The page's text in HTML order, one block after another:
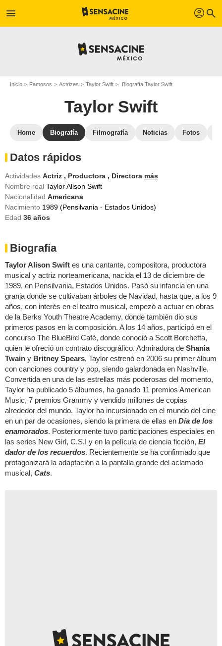
menu profil search
Inicio Famosos Actrizes Taylor Swift Biografía Taylor Swift
Taylor Swift
Home Biografía Filmografía Noticias Fotos
Datos rápidos
Actividades Actriz , Productora , Directora más
Nombre real Taylor Alison Swift
Nacionalidad Americana
Nacimiento 1989 (Pensilvania - Estados Unidos)
Edad 36 años
Biografía
Taylor Alison Swift es una cantante, compositora, productora
musical y actriz norteamericana, nacida el 13 de diciembre de
1989, en Pensilvania, Estados Unidos. Pasó su infancia en una
granja donde se cultivaban árboles de Navidad, hasta que, a los 9
años, con interés en el teatro musical, empezó a actuar en obras
de la Berks Youth Theatre Academy, donde también dio sus
primeros pasos en la composición. A los 14 años, participó en el
concurso The BlueBird Café, donde conoció a Scott Borchetta,
quien le ofreció un contrato discográfico. Admiradora de Shania
Twain y Britney Spears, Taylor estrenó en 2006 su primer álbum
con canciones country y pop, siendo galardonada en Nashville.
Convertida en una de las estrellas más poderosas del momento,
Taylor ha publicado 5 álbumes, ha ganado 11 premios American
Music, 7 premios Grammy y vendido millones de copias
alrededor del mundo. Taylor ha incursionado en el mundo del cine
en un par de ocasiones, siendo la primera de ellas en Día de los
enamorados. Posteriormente tuvo participaciones especiales en
las series New Girl, C.S.I y en la película de ciencia ficción, El
dador de los recuerdos. Recientemente se ha confirmado que
protagonizará la adaptación a la pantalla grande del aclamado
musical, Cats.